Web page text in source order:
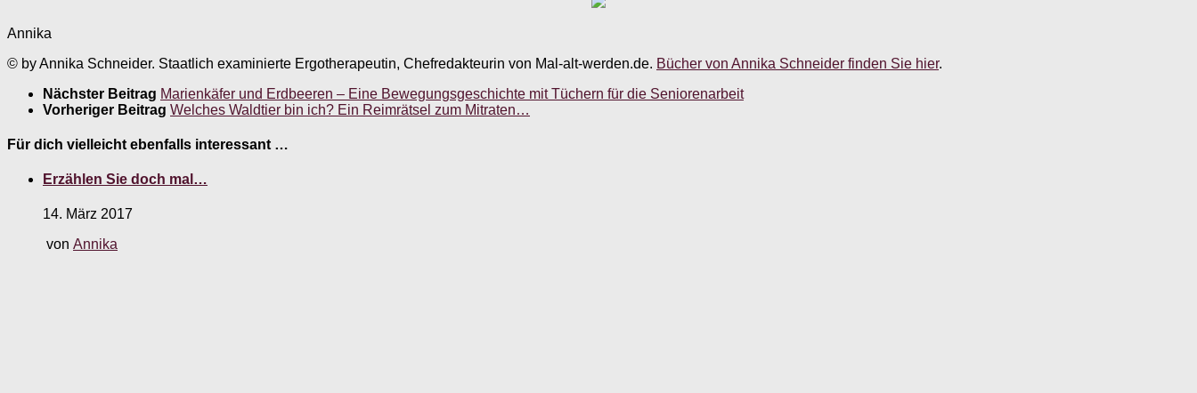
Annika
© by Annika Schneider. Staatlich examinierte Ergotherapeutin, Chefredakteurin von Mal-alt-werden.de. Bücher von Annika Schneider finden Sie hier.
Nächster Beitrag Marienkäfer und Erdbeeren – Eine Bewegungsgeschichte mit Tüchern für die Seniorenarbeit
Vorheriger Beitrag Welches Waldtier bin ich? Ein Reimrätsel zum Mitraten…
Für dich vielleicht ebenfalls interessant …
Erzählen Sie doch mal…
14. März 2017
von Annika